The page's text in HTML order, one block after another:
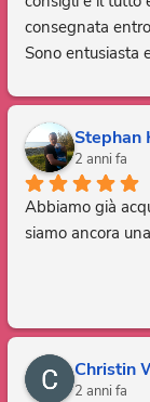
consegnata
Sono entusiasta
Stephan
2 anni fa
Abbiamo già
siamo ancora
Christin
2 anni fa